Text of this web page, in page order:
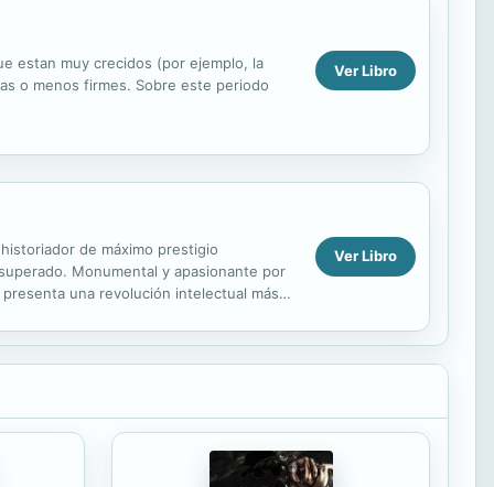
estan muy crecidos (por ejemplo, la
o menos firmes. Sobre este periodo
Ver Libro
de máximo prestigio
Monumental y apasionante por
una revolución intelectual más
Ver Libro